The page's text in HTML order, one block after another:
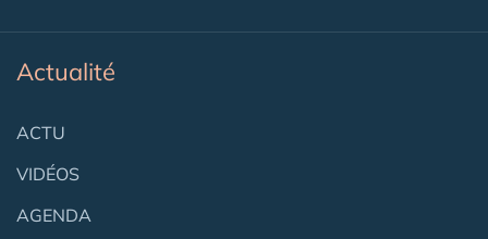
Actualité
ACTU
VIDÉOS
AGENDA